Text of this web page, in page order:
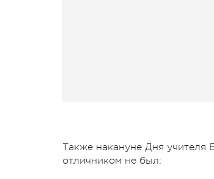
Также накануне Дня учителя
отличником не был: